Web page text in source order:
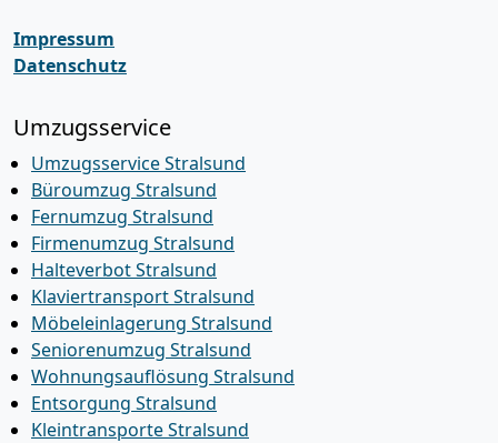
Impressum
Datenschutz
Umzugsservice
Umzugsservice Stralsund
Büroumzug Stralsund
Fernumzug Stralsund
Firmenumzug Stralsund
Halteverbot Stralsund
Klaviertransport Stralsund
Möbeleinlagerung Stralsund
Seniorenumzug Stralsund
Wohnungsauflösung Stralsund
Entsorgung Stralsund
Kleintransporte Stralsund